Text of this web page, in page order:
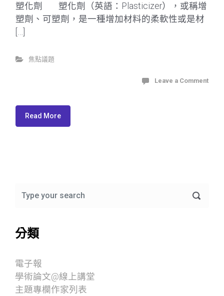
塑化劑 塑化劑（英語：Plasticizer），或稱增
塑劑、可塑劑，是一種增加材料的柔軟性或是材
焦點議題
Leave a Comment
Read More
分類
電子報
學術論文@線上講堂
主題專欄作家列表